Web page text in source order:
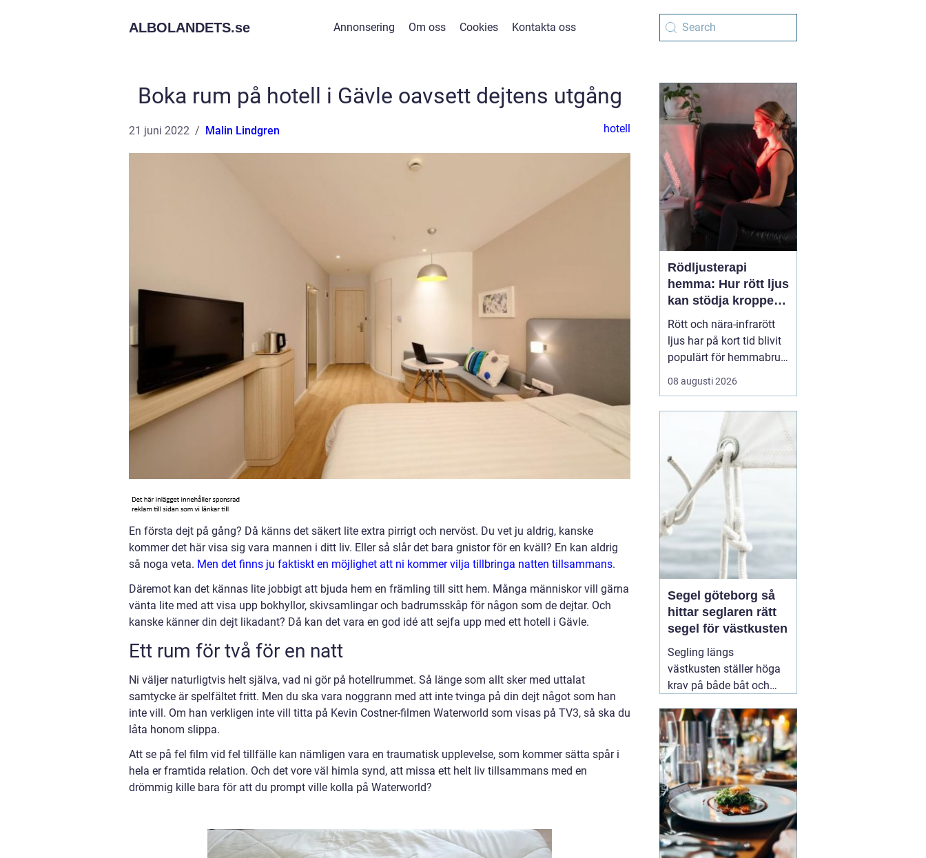
ALBOLANDETS.se Annonsering Om oss Cookies Kontakta oss
Boka rum på hotell i Gävle oavsett dejtens utgång
21 juni 2022 Malin Lindgren hotell
En första dejt på gång? Då känns det säkert lite extra pirrigt och nervöst. Du vet ju aldrig, kanske
kommer det här visa sig vara mannen i ditt liv. Eller så slår det bara gnistor för en kväll? En kan aldrig
så noga veta. Men det finns ju faktiskt en möjlighet att ni kommer vilja tillbringa natten tillsammans.
Däremot kan det kännas lite jobbigt att bjuda hem en främling till sitt hem. Många människor vill gärna
vänta lite med att visa upp bokhyllor, skivsamlingar och badrumsskåp för någon som de dejtar. Och
kanske känner din dejt likadant? Då kan det vara en god idé att sejfa upp med ett hotell i Gävle.
Ett rum för två för en natt
Ni väljer naturligtvis helt själva, vad ni gör på hotellrummet. Så länge som allt sker med uttalat
samtycke är spelfältet fritt. Men du ska vara noggrann med att inte tvinga på din dejt något som han
inte vill. Om han verkligen inte vill titta på Kevin Costner-filmen Waterworld som visas på TV3, så ska du
låta honom slippa.
Att se på fel film vid fel tillfälle kan nämligen vara en traumatisk upplevelse, som kommer sätta spår i
hela er framtida relation. Och det vore väl himla synd, att missa ett helt liv tillsammans med en
drömmig kille bara för att du prompt ville kolla på Waterworld?
Rödljusterapi
hemma: Hur rött ljus
kan stödja kroppens
egen återhämtning
Rött och nära-infrarött
ljus har på kort tid blivit
populärt för hemmabruk,
och fler vill veta hur
rödljusterapi hemma kan
leder och sömn. Många
undrar hur det fungerar
på...
08 augusti 2026
Segel göteborg så
hittar seglaren rätt
segel för västkusten
Segling längs
västkusten ställer höga
krav på både båt och
skiftar snabbt, sjön
bygger upp brantare
vågor än i skärgårdar
innanför, och säsongen
lockar allt från
semesterseglare till
målmedvetna
kappseglare. För den
som08 augusti 2026